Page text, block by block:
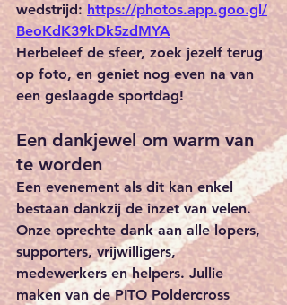
wedstrijd: https://photos.app.goo.gl/
BeoKdK39kDk5zdMYA
Herbeleef de sfeer, zoek jezelf terug
op foto, en geniet nog even na van
een geslaagde sportdag!
Een dankjewel om warm van
te worden
Een evenement als dit kan enkel
bestaan dankzij de inzet van velen.
Onze oprechte dank aan alle lopers,
supporters, vrijwilligers,
medewerkers en helpers. Jullie
maken van de PITO Poldercross